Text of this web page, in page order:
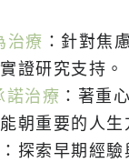
治療 ：針對焦
證研究支持。
諾治療 ：著重
朝重要的人生
探索早期經驗